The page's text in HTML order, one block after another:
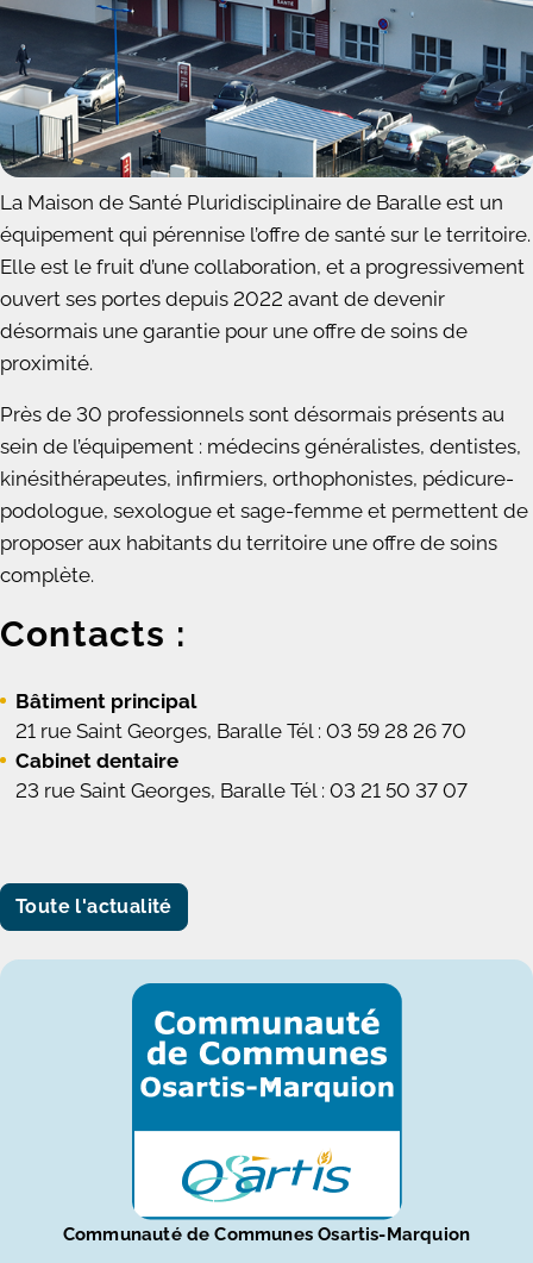
La Maison de Santé Pluridisciplinaire de Baralle est un
équipement qui pérennise l’offre de santé sur le territoire.
Elle est le fruit d’une collaboration, et a progressivement
ouvert ses portes depuis 2022 avant de devenir
désormais une garantie pour une offre de soins de
proximité.
Près de 30 professionnels sont désormais présents au
sein de l’équipement : médecins généralistes, dentistes,
kinésithérapeutes, infirmiers, orthophonistes, pédicure-
podologue, sexologue et sage-femme et permettent de
proposer aux habitants du territoire une offre de soins
complète.
Contacts :
Bâtiment principal
21 rue Saint Georges, Baralle Tél : 03 59 28 26 70
Cabinet dentaire
23 rue Saint Georges, Baralle Tél : 03 21 50 37 07
Toute l'actualité
Communauté de Communes Osartis-Marquion